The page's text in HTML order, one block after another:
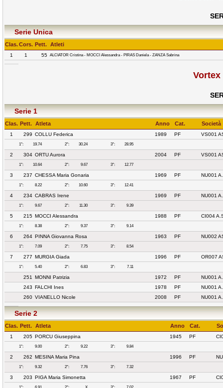
Serie Unica
Clas.Cors. Pett. Atleti
1 1 55 ALCIATOR Cristina - MOCCI Alessandra - PIRAS Daniela - ZANZA Sabrina
Vortex
Serie 1
Clas. Pett. Atleta Anno Cat. Società
1 299 COLLU Federica 1989 PF VS001
1°: 19.74 2°: 30.24 3°: 28.95
2 304 ORTU Aurora 2004 PF VS001
1°: 10.64 2°: 9.67 3°: 12.77
3 237 CHESSA Maria Gonaria 1969 PF NU001
1°: 8.22 2°: 10.60 3°: 12.41
4 234 CABRAS Irene 1969 PF NU001
1°: 9.67 2°: 11.30 3°: 9.39
5 215 MOCCI Alessandra 1988 PF CI004
1°: 8.38 2°: 9.37 3°: 9.14
6 264 PINNA Giovanna Rosa 1963 PF NU002
1°: 7.09 2°: 7.75 3°: 8.54
7 277 MURGIA Giada 1996 PF OR007
1°: 5.40 2°: 6.83 3°: 7.11
251 MONNI Patrizia 1972 PF
NU001
243 FALCHI Ines 1978 PF
NU001
260 VIANELLO Nicole 2008 PF NU001
Serie 2
Clas. Pett. Atleta Anno Cat.
1 205 PORCU Giuseppina 1945 PF
1°: 9.00 2°: 9.22 3°: 9.84
2 262 MESINA Maria Pina 1996 PF
1°: 9.32 2°: 7.76 3°: 7.32
3 203 PIGA Maria Simonetta 1967 PF